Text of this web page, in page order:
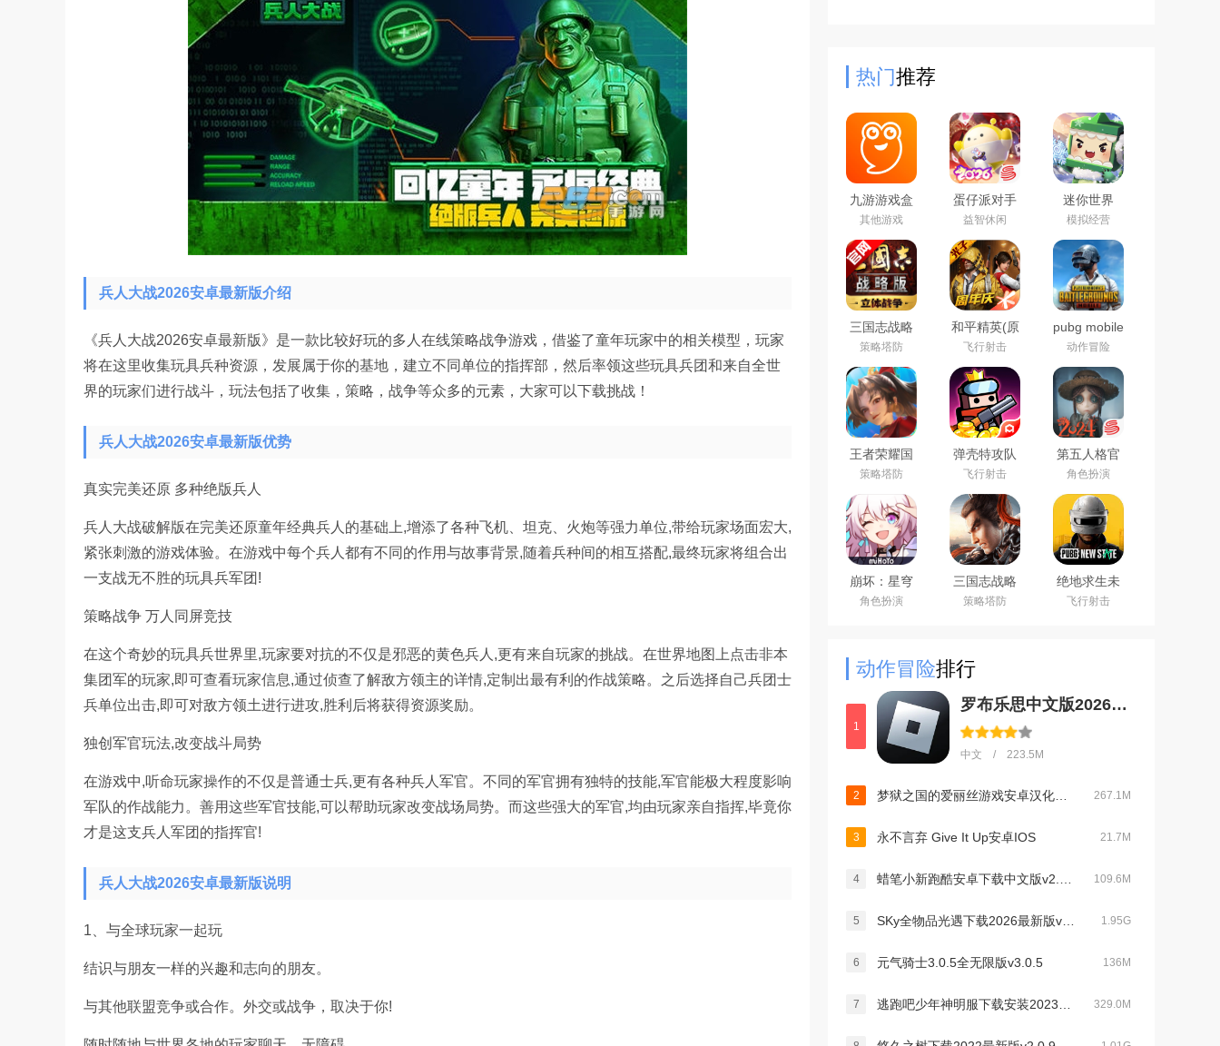
兵人大战2026安卓最新版介绍
《兵人大战2026安卓最新版》是一款比较好玩的多人在线策略战争游戏，借鉴了童年玩家中的相关模型，玩家
将在这里收集玩具兵种资源，发展属于你的基地，建立不同单位的指挥部，然后率领这些玩具兵团和来自全世
界的玩家们进行战斗，玩法包括了收集，策略，战争等众多的元素，大家可以下载挑战！
兵人大战2026安卓最新版优势
真实完美还原 多种绝版兵人
兵人大战破解版在完美还原童年经典兵人的基础上,增添了各种飞机、坦克、火炮等强力单位,带给玩家场面宏大,
紧张刺激的游戏体验。在游戏中每个兵人都有不同的作用与故事背景,随着兵种间的相互搭配,最终玩家将组合出
一支战无不胜的玩具兵军团!
策略战争 万人同屏竞技
在这个奇妙的玩具兵世界里,玩家要对抗的不仅是邪恶的黄色兵人,更有来自玩家的挑战。在世界地图上点击非本
集团军的玩家,即可查看玩家信息,通过侦查了解敌方领主的详情,定制出最有利的作战策略。之后选择自己兵团士
兵单位出击,即可对敌方领土进行进攻,胜利后将获得资源奖励。
独创军官玩法,改变战斗局势
在游戏中,听命玩家操作的不仅是普通士兵,更有各种兵人军官。不同的军官拥有独特的技能,军官能极大程度影响
军队的作战能力。善用这些军官技能,可以帮助玩家改变战场局势。而这些强大的军官,均由玩家亲自指挥,毕竟你
才是这支兵人军团的指挥官!
兵人大战2026安卓最新版说明
1、与全球玩家一起玩
结识与朋友一样的兴趣和志向的朋友。
与其他联盟竞争或合作。外交或战争，取决于你!
热门推荐
九游游戏盒
子app2026
最新版
其他游戏
蛋仔派对手
游(猫和老鼠
联动返场)下
载官方正版
益智休闲
迷你世界
2026最新官
方版
模拟经营
三国志战略
版2026官方
最新版
策略塔防
和平精英(原
刺激战场)官
方最新版
飞行射击
pubg mobile
绝地求生国
际服官方下
载2026最新
版本
动作冒险
王者荣耀国
际服下载
2026官方手
机版
（Honor of
Kings）
策略塔防
弹壳特攻队
手游(新赛
季)下载
2026最新版
飞行射击
第五人格官
服网易安卓
客户端
角色扮演
崩坏：星穹
铁道官方手
游下载安卓
角色扮演
三国志战略
版安卓灵犀
客户端3D最
策略塔防
绝地求生未
来之役手游
国际服下载
飞行射击
动作冒险排行
1
罗布乐思中文版2026最新版本v2.713.911安卓版
中文 / 223.5M
2 267.1M
3 永不言弃 Give It Up安卓IOS 21.7M
4 109.6M
5 1.95G
6 元气骑士3.0.5全无限版v3.0.5 136M
7 329.0M